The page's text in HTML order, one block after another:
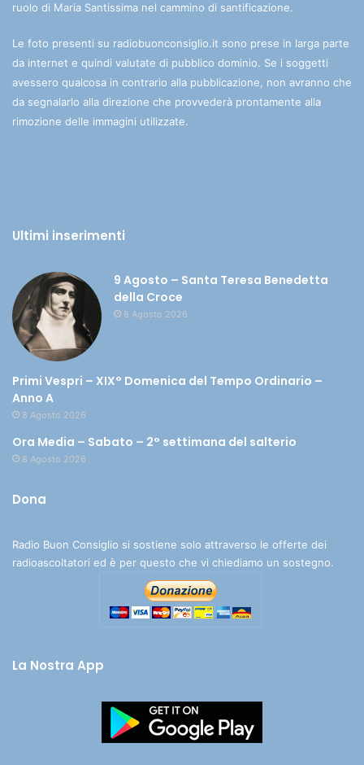
ruolo di Maria Santissima nel cammino di santificazione.
Le foto presenti su radiobuonconsiglio.it sono prese in larga parte
da internet e quindi valutate di pubblico dominio. Se i soggetti
avessero qualcosa in contrario alla pubblicazione, non avranno che
da segnalarlo alla direzione che provvederà prontamente alla
rimozione delle immagini utilizzate.
Ultimi inserimenti
9 Agosto – Santa Teresa Benedetta
della Croce
8 Agosto 2026
Primi Vespri – XIX° Domenica del Tempo Ordinario –
Anno A
8 Agosto 2026
Ora Media – Sabato – 2° settimana del salterio
8 Agosto 2026
Dona
Radio Buon Consiglio si sostiene solo attraverso le offerte dei
radioascoltatori ed è per questo che vi chiediamo un sostegno.
La Nostra App